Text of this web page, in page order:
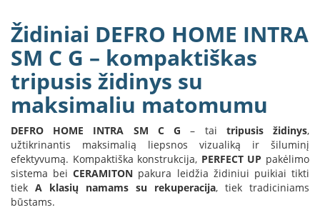
B
r
o
n
p
i
H
e
t
a
E
l
e
Židiniai DEFRO HOME INTRA
SM C G – kompaktiškas
tripusis židinys su
maksimaliu matomumu
DEFRO HOME INTRA SM C G – tai tripusis židinys,
užtikrinantis maksimalią liepsnos vizualiką ir šiluminį
efektyvumą. Kompaktiška konstrukcija, PERFECT UP pakėlimo
sistema beiCERAMITON pakura leidžia židiniui puikiai tikti
tiek A klasių namams su rekuperacija, tiek tradiciniams
būstams.